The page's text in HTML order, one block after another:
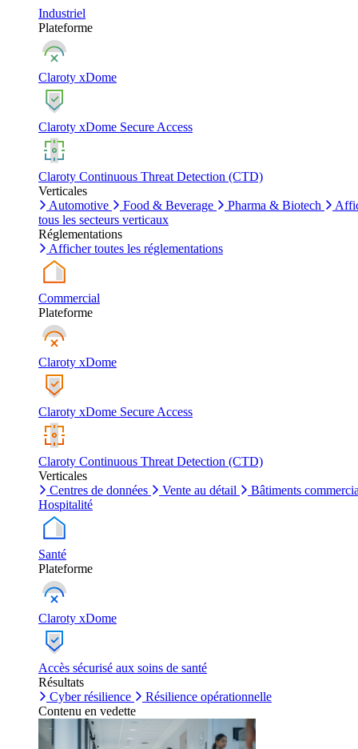
Industriel
Plateforme
Claroty xDome
Claroty xDome Secure Access
Claroty Continuous Threat Detection (CTD)
Verticales
Automotive
Food & Beverage Pharma & Biotech
tous les secteurs verticaux
Réglementations
Afficher toutes les réglementations
Commercial
Plateforme
Claroty xDome
Claroty xDome Secure Access
Claroty Continuous Threat Detection (CTD)
Verticales
Centres de données
Vente au détail
Bâtiments
Hospitalité
Santé
Plateforme
Claroty xDome
Accès sécurisé aux soins de santé
Résultats
Cyber résilience
Résilience opérationnelle
Contenu en vedette